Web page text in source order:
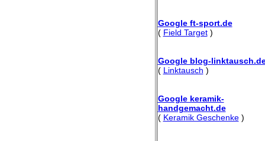
Google ft-sport.de
( Field Target)
Google blog-
( Linktausch )
Google keramik-
handgemacht.de
( Keramik Geschenke)